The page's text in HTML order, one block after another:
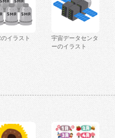
イラスト
宇宙データセンタ
ーのイラスト